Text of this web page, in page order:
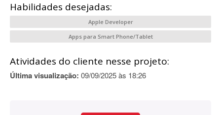
Habilidades desejadas:
Apple Developer
Apps para Smart Phone/Tablet
Atividades do cliente nesse projeto:
Última visualização: 09/09/2025 às 18:26